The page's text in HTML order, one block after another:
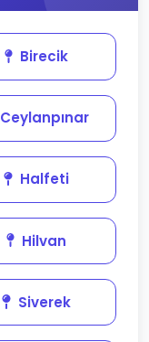
Birecik
Ceylanpınar
Halfeti
Hilvan
Siverek